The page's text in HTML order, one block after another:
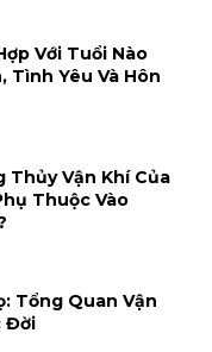
Với Tuổi Nào
Tình Yêu Và Hôn
Thủy Vận Khí Của
Thuộc Vào
Tổng Quan Vận
Đời